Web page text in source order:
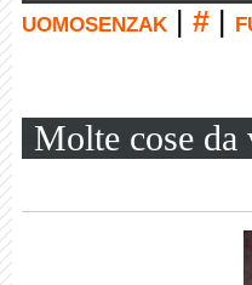
uomosenzak #
Molte cose da